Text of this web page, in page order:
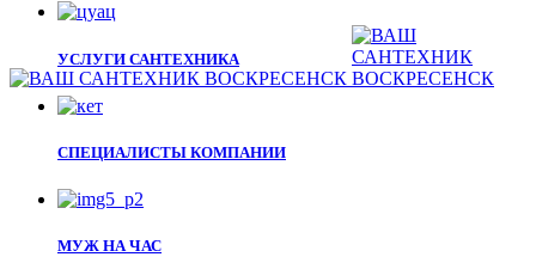
УСЛУГИ САНТЕХНИКА
СПЕЦИАЛИСТЫ КОМПАНИИ
МУЖ НА ЧАС